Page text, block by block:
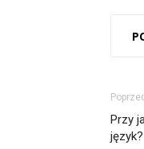
Przy
język?